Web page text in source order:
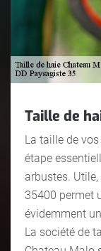
Taille de
La taille de
étape
arbustes.
35400 permet
évidemment
La société de